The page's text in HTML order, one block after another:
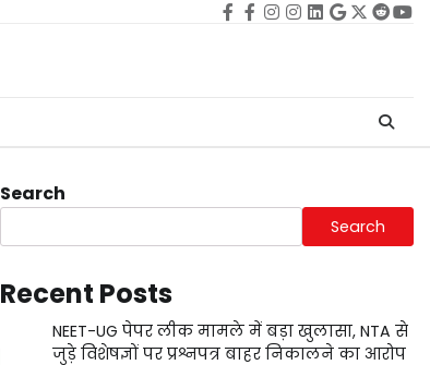
Facebook
facebook
Instagram
instagram
Linkedin
google
Twitter
reddit
Search
Search
Recent Posts
NEET-UG पेपर लीक मामले में बड़ा खुलासा, NTA से
जुड़े विशेषज्ञों पर प्रश्नपत्र बाहर निकालने का आरोप